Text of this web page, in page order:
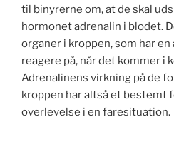
til binyrerne om, at de skal
hormonet adrenalin i blodet.
organer i kroppen, som har
reagere på, når det kommer i
Adrenalinens virkning på de
kroppen har altså et bestemt
overlevelse i en faresituation.